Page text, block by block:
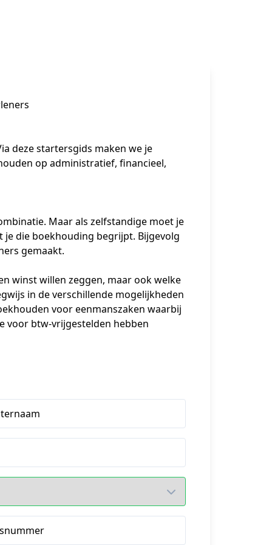
deze startersgids maken we je
op administratief, financieel,
Maar als zelfstandige moet je
die boekhouding begrijpt. Bijgevolg
gemaakt.
winst willen zeggen, maar ook welke
in de verschillende mogelijkheden
voor eenmanszaken waarbij
voor btw-vrijgestelden hebben